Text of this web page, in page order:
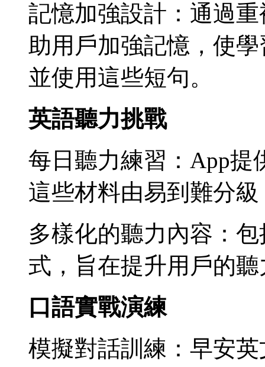
記憶加強設計：通過
助用戶加強記憶，使
並使用這些短句。
英語聽力挑戰
每日聽力練習：App提
這些材料由易到難分
多樣化的聽力內容：
式，旨在提升用戶的
口語實戰演練
模擬對話訓練：早安